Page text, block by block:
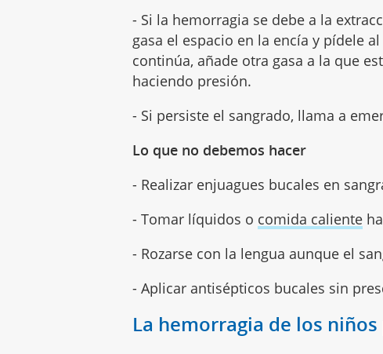
- Si la hemorragia se debe a la
gasa el espacio en la encía y pídele
continúa, añade otra gasa a la que
haciendo presión.
- Si persiste el sangrado, llama a
Lo que no debemos hacer
- Realizar enjuagues bucales en
- Tomar líquidos o comida caliente
- Rozarse con la lengua aunque el
- Aplicar antisépticos bucales sin
La hemorragia de los